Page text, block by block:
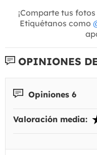
¡Comparte tus
Etiquétanos como
OPINIONES
Opiniones 6
Valoración media: